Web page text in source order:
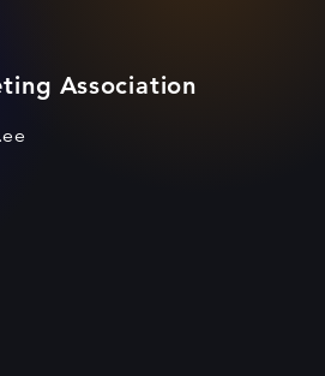
Association